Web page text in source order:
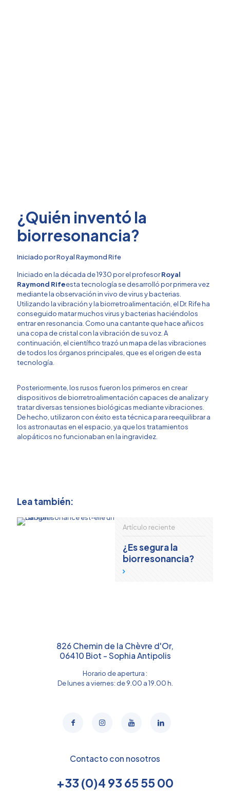
¿Quién inventó la
biorresonancia?
Iniciado por Royal Raymond Rife
Iniciado en la década de 1930 por el profesorRoyal
Raymond Rifeesta tecnología se desarrolló por primera vez
mediante la observación in vivo de virus y bacterias.
Utilizando la vibración y la biorretroalimentación, el Dr. Rife ha
conseguido matar muchos virus y bacterias haciéndolos
entrar en resonancia. Como una cantante que hace añicos
una copa de cristal con la vibración de su voz. A
continuación, el científico trazó un mapa de las vibraciones
de todos los órganos principales, que es el origen de esta
tecnología.
Posteriormente, los rusos fueron los primeros en crear
dispositivos de biorretroalimentación capaces de analizar y
tratar diversas tensiones biológicas mediante vibraciones.
De hecho, utilizaron con éxito esta técnica para reequilibrar a
los astronautas en el espacio, ya que los tratamientos
alopáticos no funcionaban en la ingravidez.
Lea también:
Artículo reciente
¿Es segura la
biorresonancia?
826 Chemin de la Chèvre d'Or,
06410 Biot - Sophia Antipolis
Horario de apertura :
De lunes a viernes: de 9.00 a 19.00 h.
Contacto con nosotros
+33 (0)4 93 65 55 00